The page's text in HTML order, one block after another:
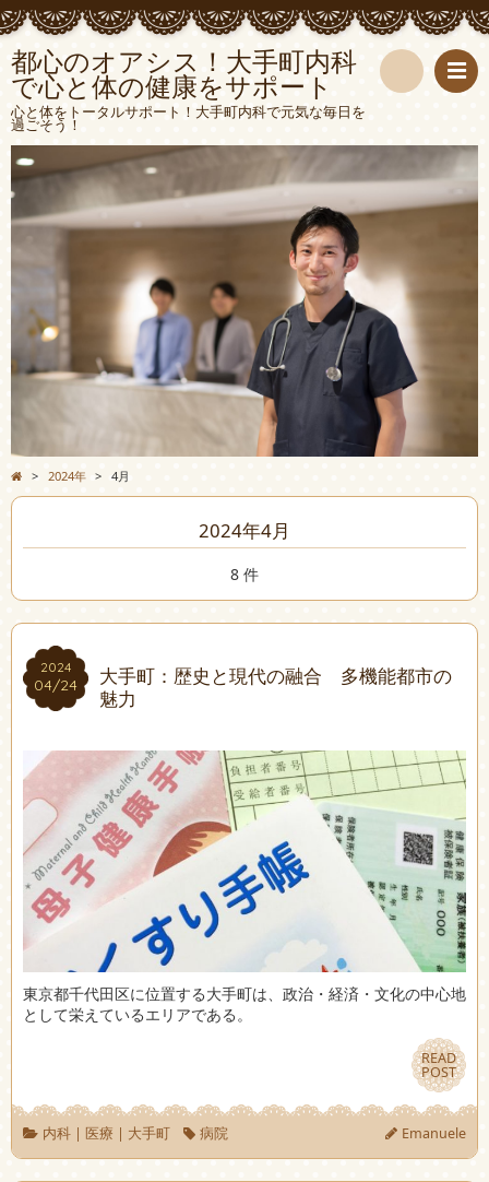
都心のオアシス！大手町内科
で心と体の健康をサポート
心と体をトータルサポート！大手町内科で元気な毎日を
過ごそう！
> 2024年 > 4月
2024年4月
8 件
2024
04/24
2024
04/24
大手町：歴史と現代の融合 多機能都市の
魅力
東京都千代田区に位置する大手町は、政治・経済・文化の中心地
として栄えているエリアである。
READ
POST
READ
POST
内科| 医療 | 大手町 病院 Emanuele